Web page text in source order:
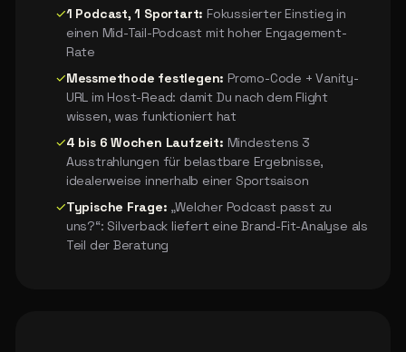
✓1 Podcast, 1 Sportart: Fokussierter Einstieg in
einen Mid-Tail-Podcast mit hoher Engagement-
Rate
✓Messmethode festlegen: Promo-Code + Vanity-
URL im Host-Read: damit Du nach dem Flight
wissen, was funktioniert hat
✓4 bis 6 Wochen Laufzeit: Mindestens 3
Ausstrahlungen für belastbare Ergebnisse,
idealerweise innerhalb einer Sportsaison
✓Typische Frage: „Welcher Podcast passt zu
uns?“: Silverback liefert eine Brand-Fit-Analyse als
Teil der Beratung